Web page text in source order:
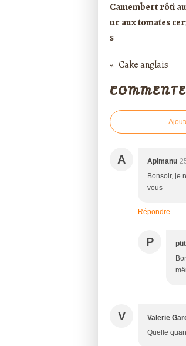
Camembert rôti
ur aux tomates
s
Cake anglais
A Apimanu
Bonsoir, je
vous
Répondre
P
V Valerie
Quelle